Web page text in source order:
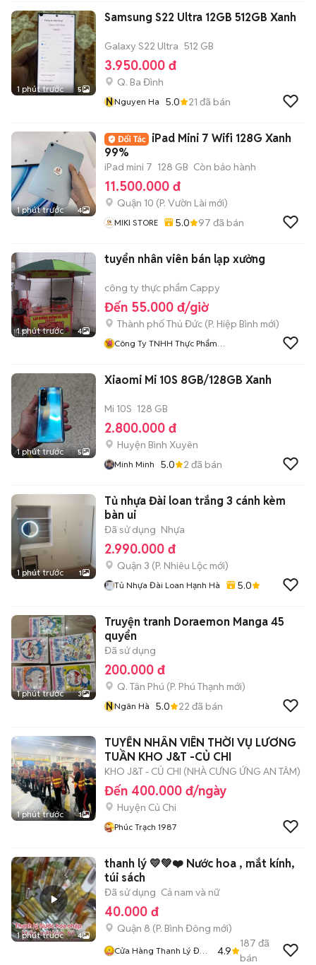
1 phút trước 5
Samsung S22 Ultra 12GB 512GB Xanh
Galaxy S22 Ultra 512 GB
3.950.000 đ
Q. Ba Đình
NNguyen Ha 5.0 21 đã bán
1 phút trước 4
iPad Mini 7 Wifi 128G Xanh
99%
iPad mini 7 128 GB Còn bảo hành
11.500.000 đ
Quận 10 (P. Vườn Lài mới)
MIKI STORE 5.0 97 đã bán
1 phút trước 4
tuyển nhân viên bán lạp xưởng
công ty thực phẩm Cappy
Đến 55.000 đ/giờ
Thành phố Thủ Đức (P. Hiệp Bình mới)
Công Ty TNHH Thực Phẩm
1 phút trước 5
Xiaomi Mi 10S 8GB/128GB Xanh
Mi 10S 128 GB
2.800.000 đ
Huyện Bình Xuyên
Minh Minh 5.0 2 đã bán
1 phút trước 1
Tủ nhựa Đài loan trắng 3 cánh kèm
bàn ui
Đã sử dụng Nhựa
2.990.000 đ
Quận 3 (P. Nhiêu Lộc mới)
Tủ Nhựa Đài Loan Hạnh Hà 5.0
1 phút trước 3
Truyện tranh Doraemon Manga 45
quyển
Đã sử dụng
200.000 đ
Q. Tân Phú (P. Phú Thạnh mới)
NNgân Hà 5.0 22 đã bán
1 phút trước 1
TUYỂN NHÂN VIÊN THỜI VỤ LƯƠNG
TUẦN KHO J&T -CỦ CHI
KHO J&T - CỦ CHI (NHÀ CƯNG ỨNG AN TÂM)
Đến 400.000 đ/ngày
Huyện Củ Chi
Phúc Trạch 1987
1 phút trước 4
thanh lý 💛💚❤️ Nước hoa , mắt kính,
túi sách
Đã sử dụng Cả nam và nữ
40.000 đ
Quận 8 (P. Bình Đông mới)
Cửa Hàng Thanh Lý Đồ
4.9
187 đã
bán